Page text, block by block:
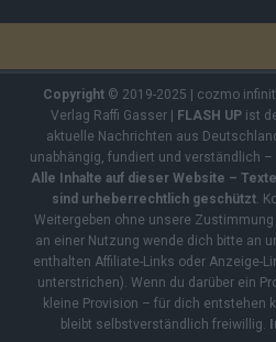
Copyright© 2019-2025 | cozmo
Verlag Raffi Gasser |
FLASH UPist
aktuelle Nachrichten aus
unabhängig, fundiert und verständlich
Alle Inhalte auf dieser Website –
sind urheberrechtlich geschützt.
Weitergeben ohne unsere
an einer Nutzung wende dich bitte an
enthalten Affiliate-Links oder Anzeige-
unterstrichen). Wenn du darüber ein
kleine Provision – für dich entstehen
bleibt selbstverständlich freiwillig.